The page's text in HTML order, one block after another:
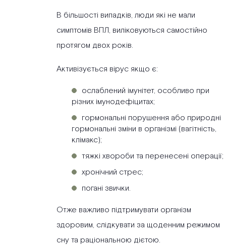
В більшості випадків, люди які не мали
симптомів ВПЛ, виліковуються самостійно
протягом двох років.
Активізується вірус якщо є:
ослаблений імунітет, особливо при
різних імунодефіцитах;
гормональні порушення або природні
гормональні зміни в організмі (вагітність,
клімакс);
тяжкі хвороби та перенесені операції;
хронічний стрес;
погані звички.
Отже важливо підтримувати організм
здоровим, слідкувати за щоденним режимом
сну та раціональною дієтою.